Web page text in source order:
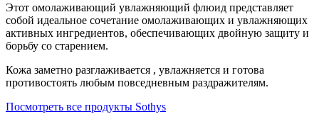
Этот омолаживающий увлажняющий флюид представляет
собой идеальное сочетание омолаживающих и увлажняющих
активных ингредиентов, обеспечивающих двойную защиту и
борьбу со старением.
Кожа заметно разглаживается , увлажняется и готова
противостоять любым повседневным раздражителям.
Посмотреть все продукты Sothys